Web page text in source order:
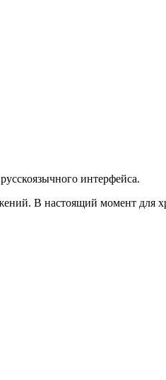
интерфейса.
В настоящий момент для